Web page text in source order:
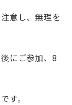
意し、無理を
にご参加、8
す。